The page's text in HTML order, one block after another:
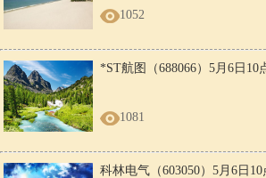
1052
*ST航图（688066）5月6日10
1081
科林电气（603050）5月6日